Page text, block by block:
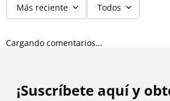
Más reciente Todos
Cargando comentarios…
¡Suscríbete aquí y